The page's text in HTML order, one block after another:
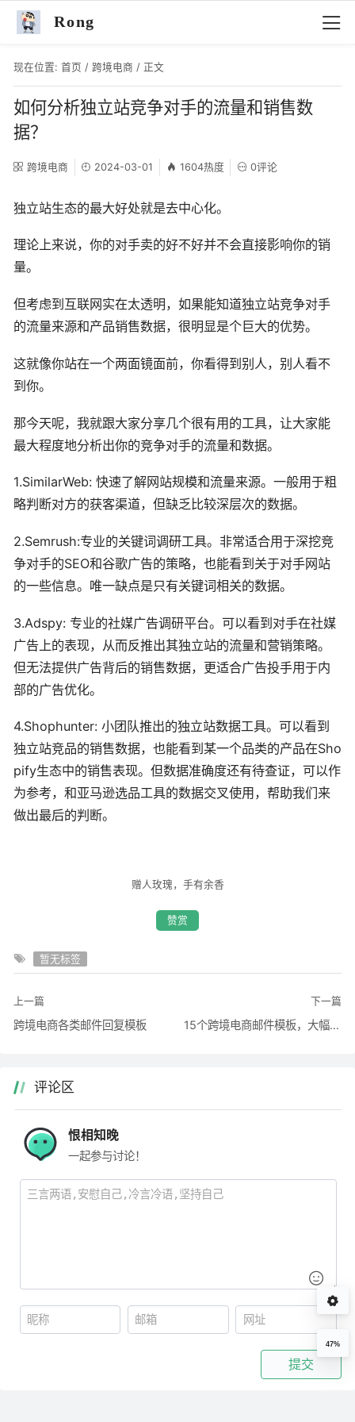
Rong
现在位置: 首页 / 跨境电商 / 正文
如何分析独立站竞争对手的流量和销售数
据？
跨境电商 2024-03-01 1604热度 0评论
独立站生态的最大好处就是去中心化。
理论上来说，你的对手卖的好不好并不会直接影响你的销
量。
但考虑到互联网实在太透明，如果能知道独立站竞争对手
的流量来源和产品销售数据，很明显是个巨大的优势。
这就像你站在一个两面镜面前，你看得到别人，别人看不
到你。
那今天呢，我就跟大家分享几个很有用的工具，让大家能
最大程度地分析出你的竞争对手的流量和数据。
1.SimilarWeb: 快速了解网站规模和流量来源。一般用于粗
略判断对方的获客渠道，但缺乏比较深层次的数据。
2.Semrush:专业的关键词调研工具。非常适合用于深挖竞
争对手的SEO和谷歌广告的策略，也能看到关于对手网站
的一些信息。唯一缺点是只有关键词相关的数据。
3.Adspy: 专业的社媒广告调研平台。可以看到对手在社媒
广告上的表现，从而反推出其独立站的流量和营销策略。
但无法提供广告背后的销售数据，更适合广告投手用于内
部的广告优化。
4.Shophunter: 小团队推出的独立站数据工具。可以看到
独立站竞品的销售数据，也能看到某一个品类的产品在Sho
pify生态中的销售表现。但数据准确度还有待查证，可以作
为参考，和亚马逊选品工具的数据交叉使用，帮助我们来
做出最后的判断。
赠人玫瑰，手有余香
赞赏
暂无标签
上一篇
跨境电商各类邮件回复模板
下一篇
15个跨境电商邮件模板，大幅提高下单量
评论区
恨相知晚
一起参与讨论！
提交
47%